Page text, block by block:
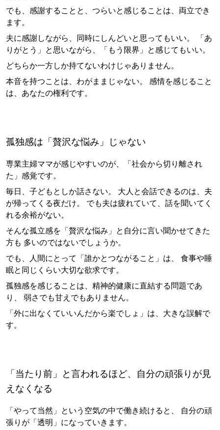
でも、感謝することと、つらいと感じることは、両立でき
ます。
夫に感謝しながら、同時にしんどいと思ってもいい。 「あ
りがとう」と思いながら、「もう限界」と感じてもいい。
どちらか一方しか持てないわけじゃありません。
本音を持つことは、わがままじゃない。 感情を感じること
は、あなたの権利です。
孤独感は「贅沢な悩み」じゃない
専業主婦ママが感じやすいのが、「社会から切り離され
た」感覚です。
毎日、子どもとしか話さない。 大人と会話できるのは、夫
が帰ってくる夜だけ。 でも夫は疲れていて、話を聞いてく
れる余裕がない。
そんな孤立感を「贅沢な悩み」と自分に言い聞かせてきた
方も 多いのではないでしょうか。
でも、人間にとって「誰かとつながること」は、 食事や睡
眠と同じくらい大切な欲求です。
孤独感を感じることは、精神的健康に直結する問題であ
り、 弱さでも甘えでもありません。
「外に出なくていいんだから楽でしょ」は、大きな誤解で
す。
「当たり前」と言われるほど、自分の頑張りが見
えなくなる
「やって当然」という空気の中で働き続けると、 自分の頑
張りが「透明」になっていきます。